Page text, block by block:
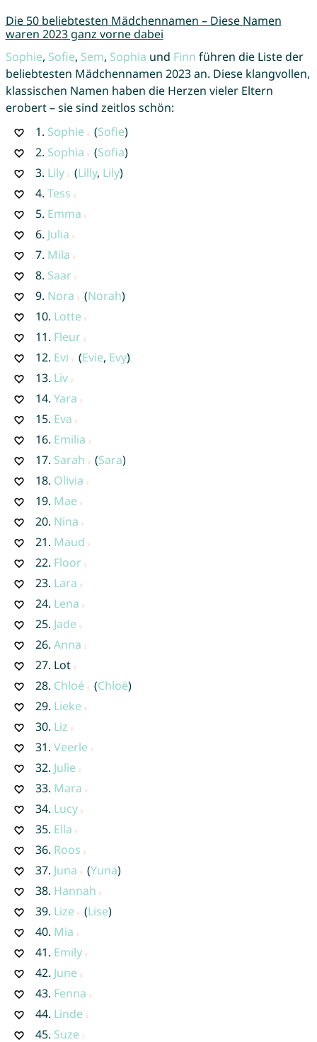
Die 50 beliebtesten Mädchennamen – Diese Namen
waren 2023 ganz vorne dabei
Sophie, Sofie, Sem, Sophia und Finn führen die Liste der
beliebtesten Mädchennamen 2023 an. Diese klangvollen,
klassischen Namen haben die Herzen vieler Eltern
erobert – sie sind zeitlos schön:
1. Sophie (Sofie)
2. Sophia (Sofia)
3. Lily (Lilly, Lily)
4. Tess
5. Emma
6. Julia
7. Mila
8. Saar
9. Nora (Norah)
10. Lotte
11. Fleur
12. Evi (Evie, Evy)
13. Liv
14. Yara
15. Eva
16. Emilia
17. Sarah (Sara)
18. Olivia
19. Mae
20. Nina
21. Maud
22. Floor
23. Lara
24. Lena
25. Jade
26. Anna
27. Lot
28. Chloé (Chloë)
29. Lieke
30. Liz
31. Veerle
32. Julie
33. Mara
34. Lucy
35. Ella
36. Roos
37. Juna (Yuna)
38. Hannah
39. Lize (Lise)
40. Mia
41. Emily
42. June
43. Fenna
44. Linde
45. Suze